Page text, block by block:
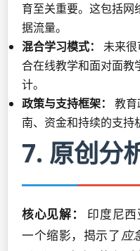
育至关重要。这包括网
据流量。
混合学习模式：
未来
合在线教学和面对面教
计。
政策与支持框架：
教
南、资金和持续的支持
7. 原创分
核心见解：
印度尼
一个缩影，揭示了应